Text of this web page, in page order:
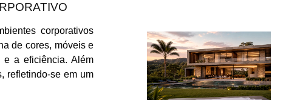
corporativos
de cores, móveis e
e a eficiência. Além
refletindo-se em um